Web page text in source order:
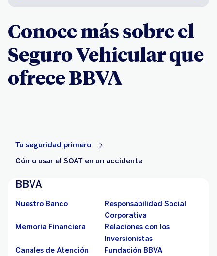
Conoce más sobre el
Seguro Vehicular que
ofrece BBVA
Tu seguridad primero
Cómo usar el SOAT en un accidente
BBVA
Nuestro Banco
Responsabilidad Social
Corporativa
Memoria Financiera
Relaciones con los
Inversionistas
Canales de Atención
Fundación BBVA